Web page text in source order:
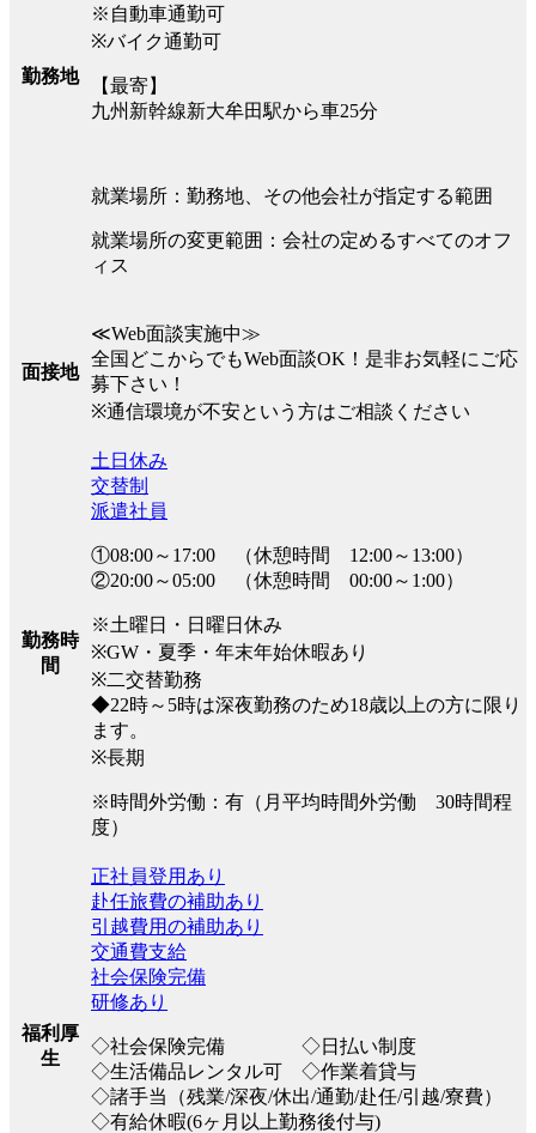
勤務地
※自動車通勤可
※バイク通勤可
【最寄】
九州新幹線新大牟田駅から車25分
就業場所：勤務地、その他会社が指定する範囲
就業場所の変更範囲：会社の定めるすべてのオフ
ィス
面接地
≪Web面談実施中≫
全国どこからでもWeb面談OK！是非お気軽にご応
募下さい！
※通信環境が不安という方はご相談ください
勤務時
間
土日休み
交替制
派遣社員
①08:00～17:00 （休憩時間 12:00～13:00）
②20:00～05:00 （休憩時間 00:00～1:00）
※土曜日・日曜日休み
※GW・夏季・年末年始休暇あり
※二交替勤務
◆22時～5時は深夜勤務のため18歳以上の方に限り
ます。
※長期
※時間外労働：有（月平均時間外労働 30時間程
度）
福利厚
生
正社員登用あり
赴任旅費の補助あり
引越費用の補助あり
交通費支給
社会保険完備
研修あり
◇社会保険完備 ◇日払い制度
◇生活備品レンタル可 ◇作業着貸与
◇諸手当（残業/深夜/休出/通勤/赴任/引越/寮費）
◇有給休暇(6ヶ月以上勤務後付与)